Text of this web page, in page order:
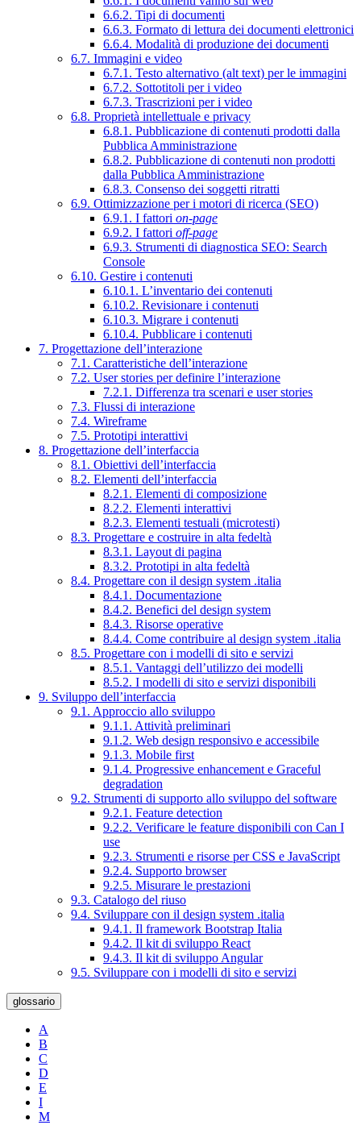
6.6.2. Tipi di documenti
6.6.3. Formato di lettura dei documenti elettronici
6.6.4. Modalità di produzione dei documenti
6.7. Immagini e video
6.7.1. Testo alternativo (alt text) per le immagini
6.7.2. Sottotitoli per i video
6.7.3. Trascrizioni per i video
6.8. Proprietà intellettuale e privacy
6.8.1. Pubblicazione di contenuti prodotti dalla
Pubblica Amministrazione
6.8.2. Pubblicazione di contenuti non prodotti
dalla Pubblica Amministrazione
6.8.3. Consenso dei soggetti ritratti
6.9. Ottimizzazione per i motori di ricerca (SEO)
6.9.1. I fattori on-page
6.9.2. I fattori off-page
6.9.3. Strumenti di diagnostica SEO: Search
Console
6.10. Gestire i contenuti
6.10.1. L’inventario dei contenuti
6.10.2. Revisionare i contenuti
6.10.3. Migrare i contenuti
6.10.4. Pubblicare i contenuti
7. Progettazione dell’interazione
7.1. Caratteristiche dell’interazione
7.2. User stories per definire l’interazione
7.2.1. Differenza tra scenari e user stories
7.3. Flussi di interazione
7.4. Wireframe
7.5. Prototipi interattivi
8. Progettazione dell’interfaccia
8.1. Obiettivi dell’interfaccia
8.2. Elementi dell’interfaccia
8.2.1. Elementi di composizione
8.2.2. Elementi interattivi
8.2.3. Elementi testuali (microtesti)
8.3. Progettare e costruire in alta fedeltà
8.3.1. Layout di pagina
8.3.2. Prototipi in alta fedeltà
8.4. Progettare con il design system .italia
8.4.1. Documentazione
8.4.2. Benefici del design system
8.4.3. Risorse operative
8.4.4. Come contribuire al design system .italia
8.5. Progettare con i modelli di sito e servizi
8.5.1. Vantaggi dell’utilizzo dei modelli
8.5.2. I modelli di sito e servizi disponibili
9. Sviluppo dell’interfaccia
9.1. Approccio allo sviluppo
9.1.1. Attività preliminari
9.1.2. Web design responsivo e accessibile
9.1.3. Mobile first
9.1.4. Progressive enhancement e Graceful
degradation
9.2. Strumenti di supporto allo sviluppo del software
9.2.1. Feature detection
9.2.2. Verificare le feature disponibili con Can I
use
9.2.3. Strumenti e risorse per CSS e JavaScript
9.2.4. Supporto browser
9.2.5. Misurare le prestazioni
9.3. Catalogo del riuso
9.4. Sviluppare con il design system .italia
9.4.1. Il framework Bootstrap Italia
9.4.2. Il kit di sviluppo React
9.4.3. Il kit di sviluppo Angular
9.5. Sviluppare con i modelli di sito e servizi
glossario
A
B
C
D
E
I
M